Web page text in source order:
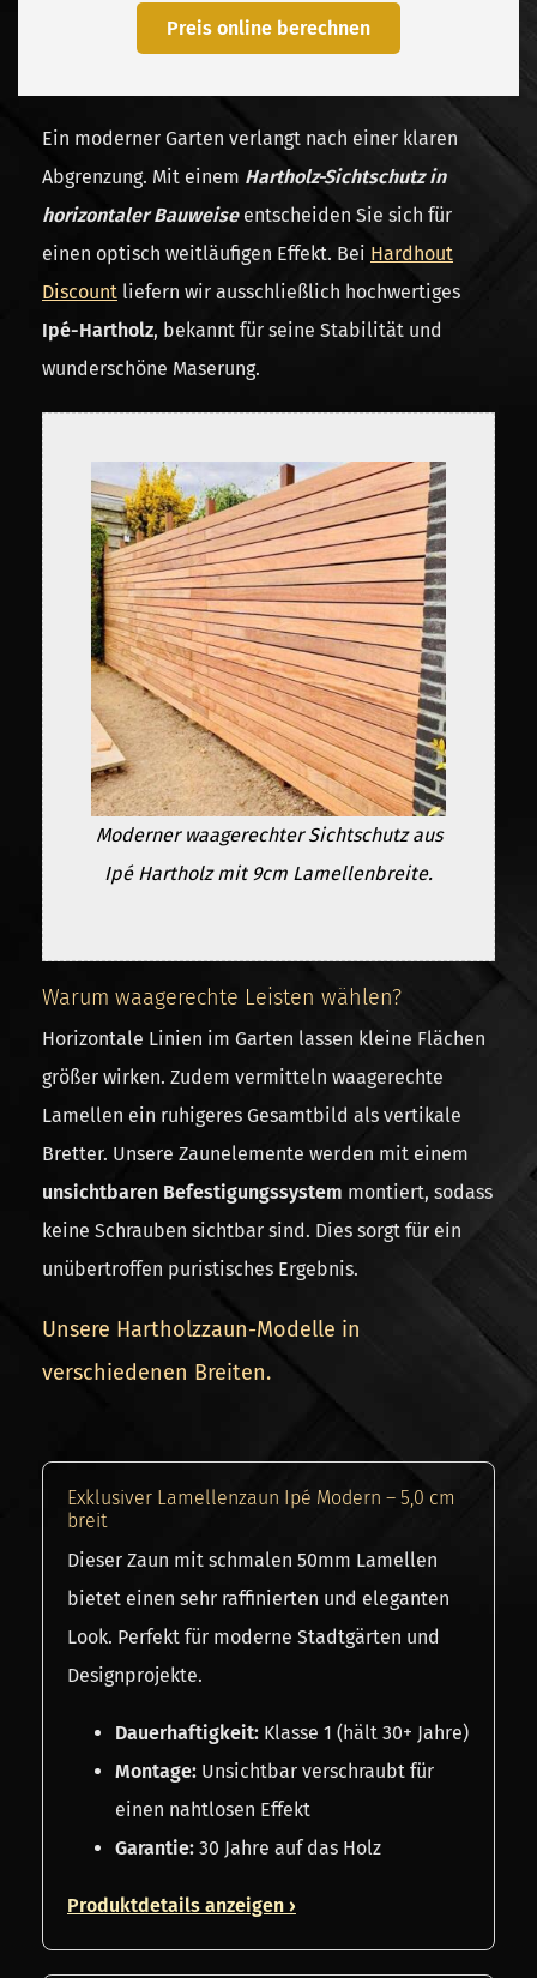
Preis online berechnen
Ein moderner Garten verlangt nach einer klaren
Abgrenzung. Mit einem Hartholz-Sichtschutz in
horizontaler Bauweiseentscheiden Sie sich für
einen optisch weitläufigen Effekt. Bei Hardhout
Discount liefern wir ausschließlich hochwertiges
Ipé-Hartholz, bekannt für seine Stabilität und
wunderschöne Maserung.
Moderner waagerechter Sichtschutz aus
Ipé Hartholz mit 9cm Lamellenbreite.
Warum waagerechte Leisten wählen?
Horizontale Linien im Garten lassen kleine Flächen
größer wirken. Zudem vermitteln waagerechte
Lamellen ein ruhigeres Gesamtbild als vertikale
Bretter. Unsere Zaunelemente werden mit einem
unsichtbaren Befestigungssystem montiert, sodass
keine Schrauben sichtbar sind. Dies sorgt für ein
unübertroffen puristisches Ergebnis.
Unsere Hartholzzaun-Modelle in
verschiedenen Breiten.
Exklusiver Lamellenzaun Ipé Modern – 5,0 cm
breit
Dieser Zaun mit schmalen 50mm Lamellen
bietet einen sehr raffinierten und eleganten
Look. Perfekt für moderne Stadtgärten und
Designprojekte.
Dauerhaftigkeit: Klasse 1 (hält 30+ Jahre)
Montage: Unsichtbar verschraubt für
einen nahtlosen Effekt
Garantie: 30 Jahre auf das Holz
Produktdetails anzeigen ›